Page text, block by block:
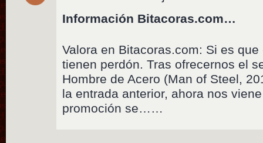
Información Bitacoras.com…
Valora en Bitacoras.com: Si es
tienen perdón. Tras ofrecernos el
Hombre de Acero (Man of Steel,
la entrada anterior, ahora nos
promoción se……